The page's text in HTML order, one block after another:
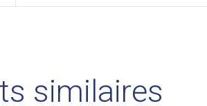
similaires